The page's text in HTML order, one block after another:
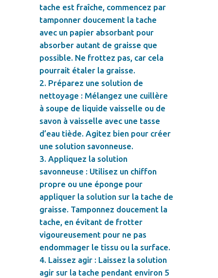
tache est fraîche, commencez par
tamponner doucement la tache
avec un papier absorbant pour
absorber autant de graisse que
possible. Ne frottez pas, car cela
pourrait étaler la graisse.
Préparez une solution de
nettoyage : Mélangez une cuillère
à soupe de liquide vaisselle ou de
savon à vaisselle avec une tasse
d’eau tiède. Agitez bien pour créer
une solution savonneuse.
Appliquez la solution
savonneuse : Utilisez un chiffon
propre ou une éponge pour
appliquer la solution sur la tache de
graisse. Tamponnez doucement la
tache, en évitant de frotter
vigoureusement pour ne pas
endommager le tissu ou la surface.
Laissez agir : Laissez la solution
agir sur la tache pendant environ 5